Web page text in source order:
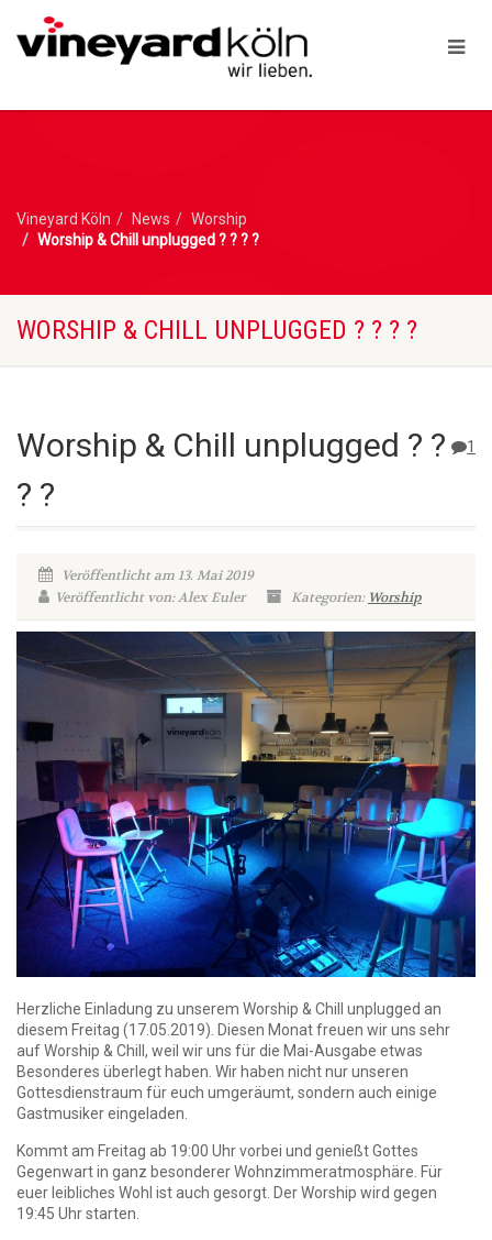
Vineyard Köln News
Worship
Worship & Chill unplugged ? ? ? ?
WORSHIP & CHILL UNPLUGGED ? ? ? ?
1
Worship & Chill unplugged ? ?
? ?
Veröffentlicht am 13. Mai 2019
Veröffentlicht von: Alex Euler
Kategorien: Worship
Herzliche Einladung zu unserem Worship & Chill unplugged an
diesem Freitag (17.05.2019). Diesen Monat freuen wir uns sehr
auf Worship & Chill, weil wir uns für die Mai-Ausgabe etwas
Besonderes überlegt haben. Wir haben nicht nur unseren
Gottesdienstraum für euch umgeräumt, sondern auch einige
Gastmusiker eingeladen.
Kommt am Freitag ab 19:00 Uhr vorbei und genießt Gottes
Gegenwart in ganz besonderer Wohnzimmeratmosphäre. Für
euer leibliches Wohl ist auch gesorgt. Der Worship wird gegen
19:45 Uhr starten.